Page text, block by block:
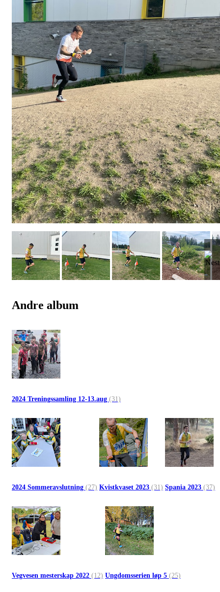
Andre album
2024 Treningssamling 12-13.aug (31)
2024 Sommeravslutning (27) Kvistkvaset 2023 (31) Spania 2023 (37)
Vegvesen mesterskap 2022 (12) Ungdomsserien løp 5 (25)